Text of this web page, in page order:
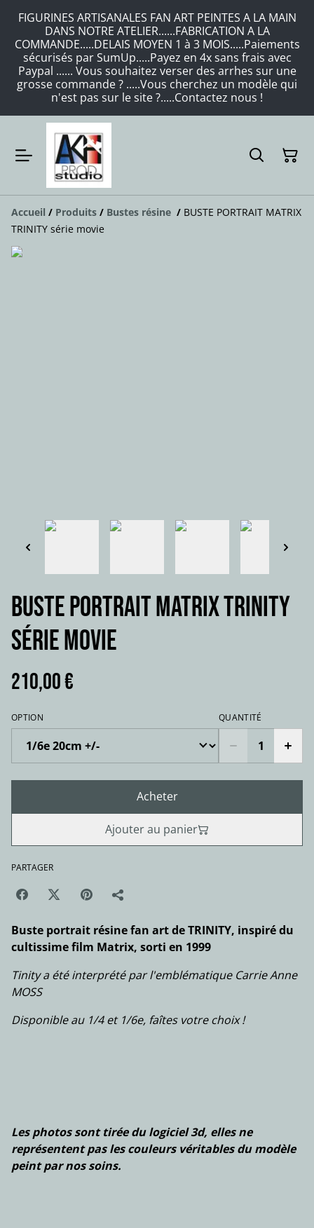
FIGURINES ARTISANALES FAN ART PEINTES A LA MAIN
DANS NOTRE ATELIER......FABRICATION A LA
COMMANDE.....DELAIS MOYEN 1 à 3 MOIS.....Paiements
sécurisés par SumUp.....Payez en 4x sans frais avec
Paypal ...... Vous souhaitez verser des arrhes sur une
grosse commande ? .....Vous cherchez un modèle qui
n'est pas sur le site ?.....Contactez nous !
Accueil / Produits / Bustes résine / BUSTE PORTRAIT MATRIX
TRINITY série movie
BUSTE PORTRAIT MATRIX TRINITY
série movie
210,00 €
OPTION QUANTITÉ
Acheter
Ajouter au panier
PARTAGER
Buste portrait résine fan art de TRINITY, inspiré du
cultissime film Matrix, sorti en 1999
Tinity a été interprété par l'emblématique Carrie Anne
MOSS
Disponible au 1/4 et 1/6e, faîtes votre choix !
Les photos sont tirée du logiciel 3d, elles ne
représentent pas les couleurs véritables du modèle
peint par nos soins.